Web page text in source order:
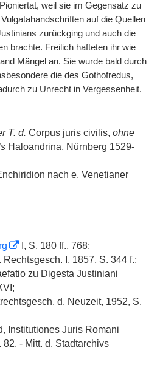
weil sie im Gegensatz zu
auf die Quellen
zurückging und auch die
brachte. Freilich hafteten ihr wie
Mängel an. Sie wurde bald durch
die des Gothofredus,
zu Unrecht in Vergessenheit.
T. d. Corpus juris civilis, ohne
Haloandrina, Nürnberg 1529-
nach e. Venetianer
I, S. 180 ff., 768;
Rechtsgesch. I, 1857, S. 344 f.;
zu Digesta Justiniani
d. Neuzeit, 1952, S.
Institutiones Juris Romani
82. - Mitt. d. Stadtarchivs